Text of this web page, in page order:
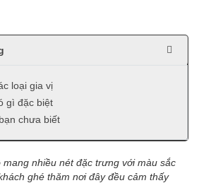
loại gia vị
gì đặc biệt
chưa biết
nhiều nét đặc trưng với màu sắc
ghé thăm nơi đây đều cảm thấy